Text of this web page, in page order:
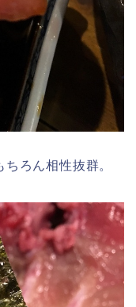
ろん相性抜群。